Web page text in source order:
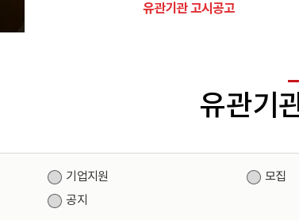
유관기관 고시공고
유관기
기업지원 모집
공지